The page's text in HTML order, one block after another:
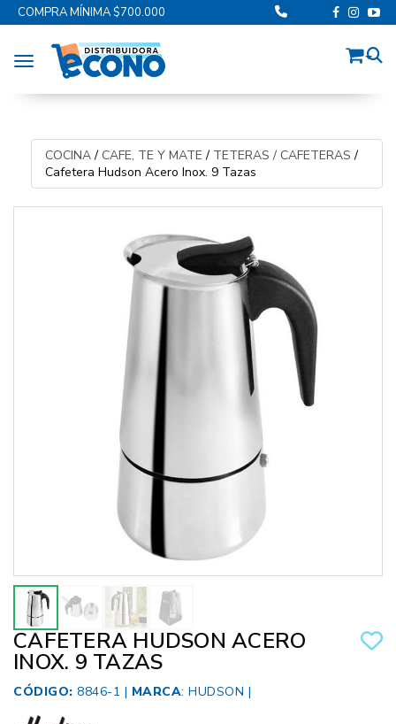
COMPRA MÍNIMA $700.000
Toggle navigation
COCINA/ CAFE, TE Y MATE / TETERAS / CAFETERAS /
Cafetera Hudson Acero Inox. 9 Tazas
CAFETERA HUDSON ACERO
INOX. 9 TAZAS
CÓDIGO: 8846-1 | MARCA: HUDSON |